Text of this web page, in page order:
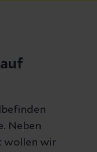
Neben
wollen wir